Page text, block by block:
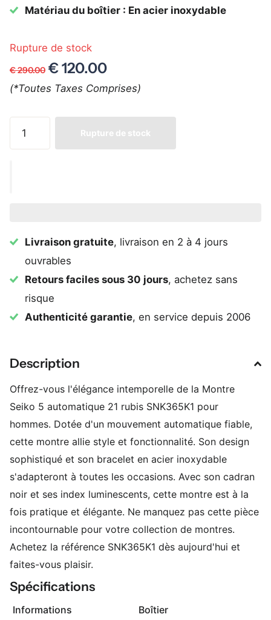
Matériau du boîtier : En acier inoxydable
Rupture de stock
€ 290.00 € 120.00
(*Toutes Taxes Comprises)
Rupture de stock
Livraison gratuite, livraison en 2 à 4 jours
ouvrables
Retours faciles sous 30 jours, achetez sans
risque
Authenticité garantie, en service depuis 2006
Description
Offrez-vous l'élégance intemporelle de la Montre
Seiko 5 automatique 21 rubis SNK365K1 pour
hommes. Dotée d'un mouvement automatique fiable,
cette montre allie style et fonctionnalité. Son design
sophistiqué et son bracelet en acier inoxydable
s'adapteront à toutes les occasions. Avec son cadran
noir et ses index luminescents, cette montre est à la
fois pratique et élégante. Ne manquez pas cette pièce
incontournable pour votre collection de montres.
Achetez la référence SNK365K1 dès aujourd'hui et
faites-vous plaisir.
Spécifications
Informations Boîtier